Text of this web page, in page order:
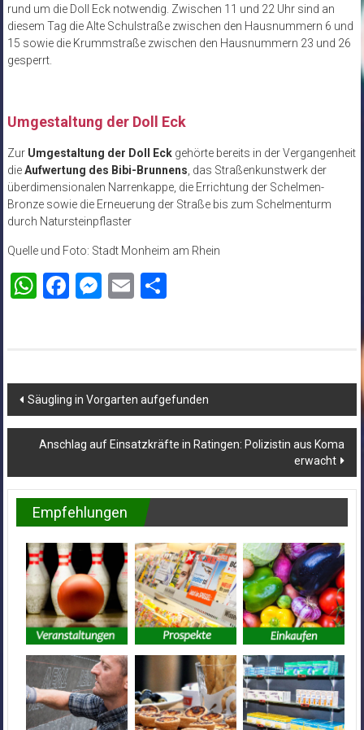
rund um die Doll Eck notwendig. Zwischen 11 und 22 Uhr sind an
diesem Tag die Alte Schulstraße zwischen den Hausnummern 6 und
15 sowie die Krummstraße zwischen den Hausnummern 23 und 26
gesperrt.
Umgestaltung der Doll Eck
Zur Umgestaltung der Doll Eckgehörte bereits in der Vergangenheit
dieAufwertung des Bibi-Brunnens, das Straßenkunstwerk der
überdimensionalen Narrenkappe, die Errichtung der Schelmen-
Bronze sowie die Erneuerung der Straße bis zum Schelmenturm
durch Natursteinpflaster
Quelle und Foto: Stadt Monheim am Rhein
WhatsApp
Facebook
Messenger
Email
Beitragsnavigation
Säugling in Vorgarten aufgefunden
Anschlag auf Einsatzkräfte in Ratingen: Polizistin aus Koma
erwacht
Empfehlungen